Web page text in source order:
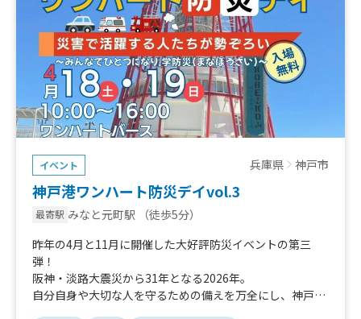
イベント 兵庫県 神戸市
神戸港ワンハート防災デイvol.3
最寄駅 みなと元町駅
（徒歩5分）
昨年の4月と11月に開催した大好評防災イベントの第三
弾！
阪神・淡路大震災から31年となる2026年。
自分自身や大切な人を守るための備えを万全にし、神戸の